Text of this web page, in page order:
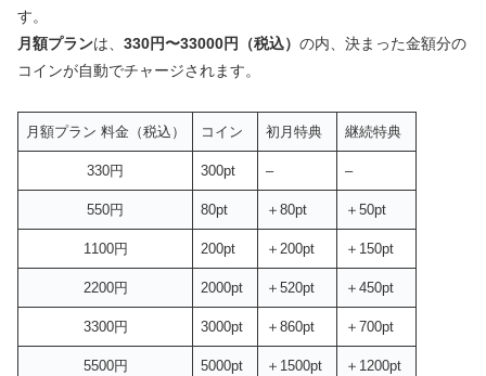
す。
月額プランは、 330円〜33000円（税込） の内、決まった金額分の
コインが自動でチャージされます。
月額プラン 料金（税込） コイン 初月特典 継続特典
330円 300pt – –
550円 80pt ＋80pt ＋50pt
1100円 200pt ＋200pt ＋150pt
2200円 2000pt ＋520pt ＋450pt
3300円 3000pt ＋860pt ＋700pt
5500円 5000pt ＋1500pt ＋1200pt